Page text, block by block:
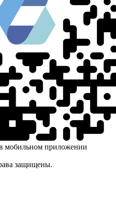
мобильном приложении
защищены.